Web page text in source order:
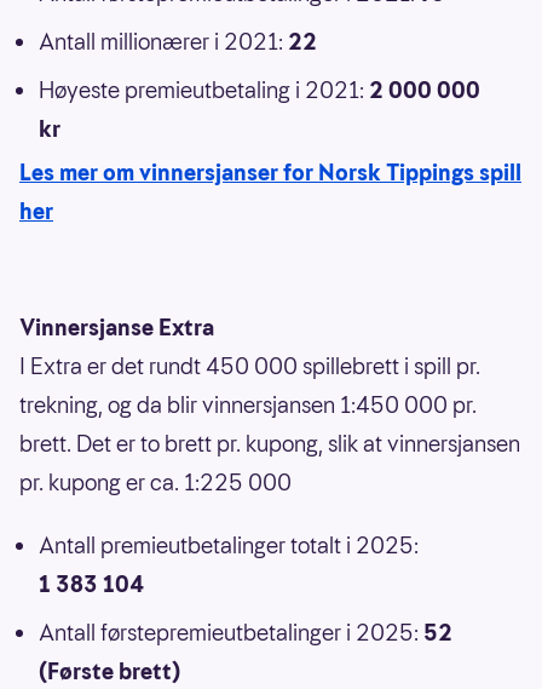
Antall millionærer i 2021: 22
Høyeste premieutbetaling i 2021: 2 000 000
kr
Les mer om vinnersjanser for Norsk Tippings spill
her
Vinnersjanse Extra
I Extra er det rundt 450 000 spillebrett i spill pr.
trekning, og da blir vinnersjansen 1:450 000 pr.
brett. Det er to brett pr. kupong, slik at vinnersjansen
pr. kupong er ca. 1:225 000
Antall premieutbetalinger totalt i 2025:
1 383 104
Antall førstepremieutbetalinger i 2025: 52
(Første brett)